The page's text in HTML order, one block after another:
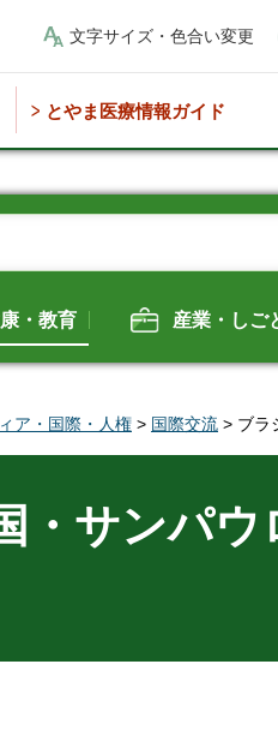
文字サイズ・色合い変更
とやま医療情報ガイド
・教育 産業・しご
ア・国際・人権 > 国際交流 > ブラ
・サンパ